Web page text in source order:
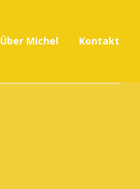
Über Michel Kontakt